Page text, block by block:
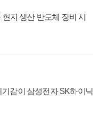
지 생산 반도체 장비 시
감이 삼성전자 SK하이닉